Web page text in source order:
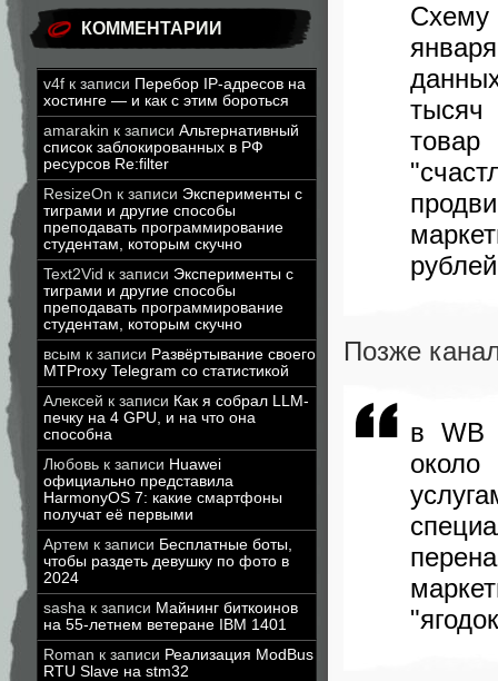
КОММЕНТАРИИ
v4f к записи Перебор IP-адресов на
хостинге — и как с этим бороться
amarakin к записи Альтернативный
список заблокированных в РФ
ресурсов Re:filter
ResizeOn к записи Эксперименты с
тиграми и другие способы
преподавать программирование
студентам, которым скучно
Text2Vid к записи Эксперименты с
тиграми и другие способы
преподавать программирование
студентам, которым скучно
всым к записи Развёртывание своего
MTProxy Telegram со статистикой
Алексей к записи Как я собрал LLM-
печку на 4 GPU, и на что она
способна
Любовь к записи Huawei
официально представила
HarmonyOS 7: какие смартфоны
получат её первыми
Артем к записи Бесплатные боты,
чтобы раздеть девушку по фото в
2024
sasha к записи Майнинг биткоинов
на 55-летнем ветеране IBM 1401
Roman к записи Реализация ModBus
RTU Slave на stm32
Схему
Позже
в WB
около